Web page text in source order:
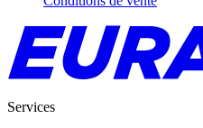
Services